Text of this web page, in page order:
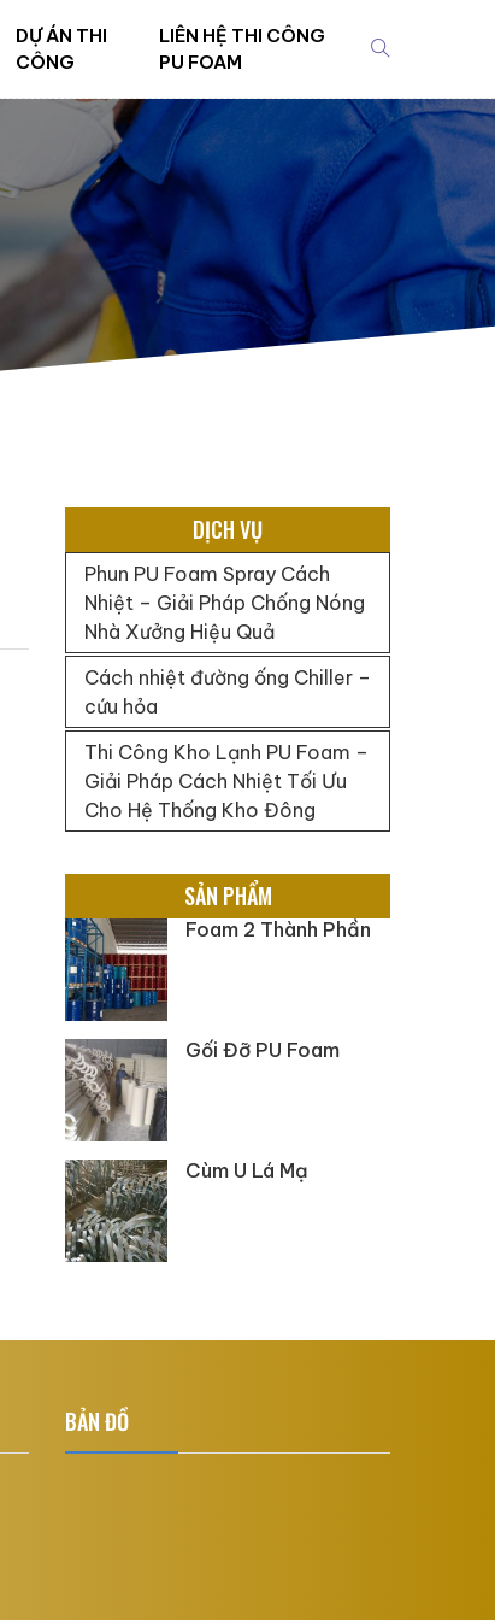
DỰ ÁN THI
CÔNG
LIÊN HỆ THI CÔNG
PU FOAM
DỊCH VỤ
Phun PU Foam Spray Cách
Nhiệt – Giải Pháp Chống Nóng
Nhà Xưởng Hiệu Quả
Cách nhiệt đường ống Chiller –
cứu hỏa
Thi Công Kho Lạnh PU Foam –
Giải Pháp Cách Nhiệt Tối Ưu
Cho Hệ Thống Kho Đông
SẢN PHẨM
Foam 2 Thành Phần
Gối Đỡ PU Foam
Cùm U Lá Mạ
BẢN ĐỒ